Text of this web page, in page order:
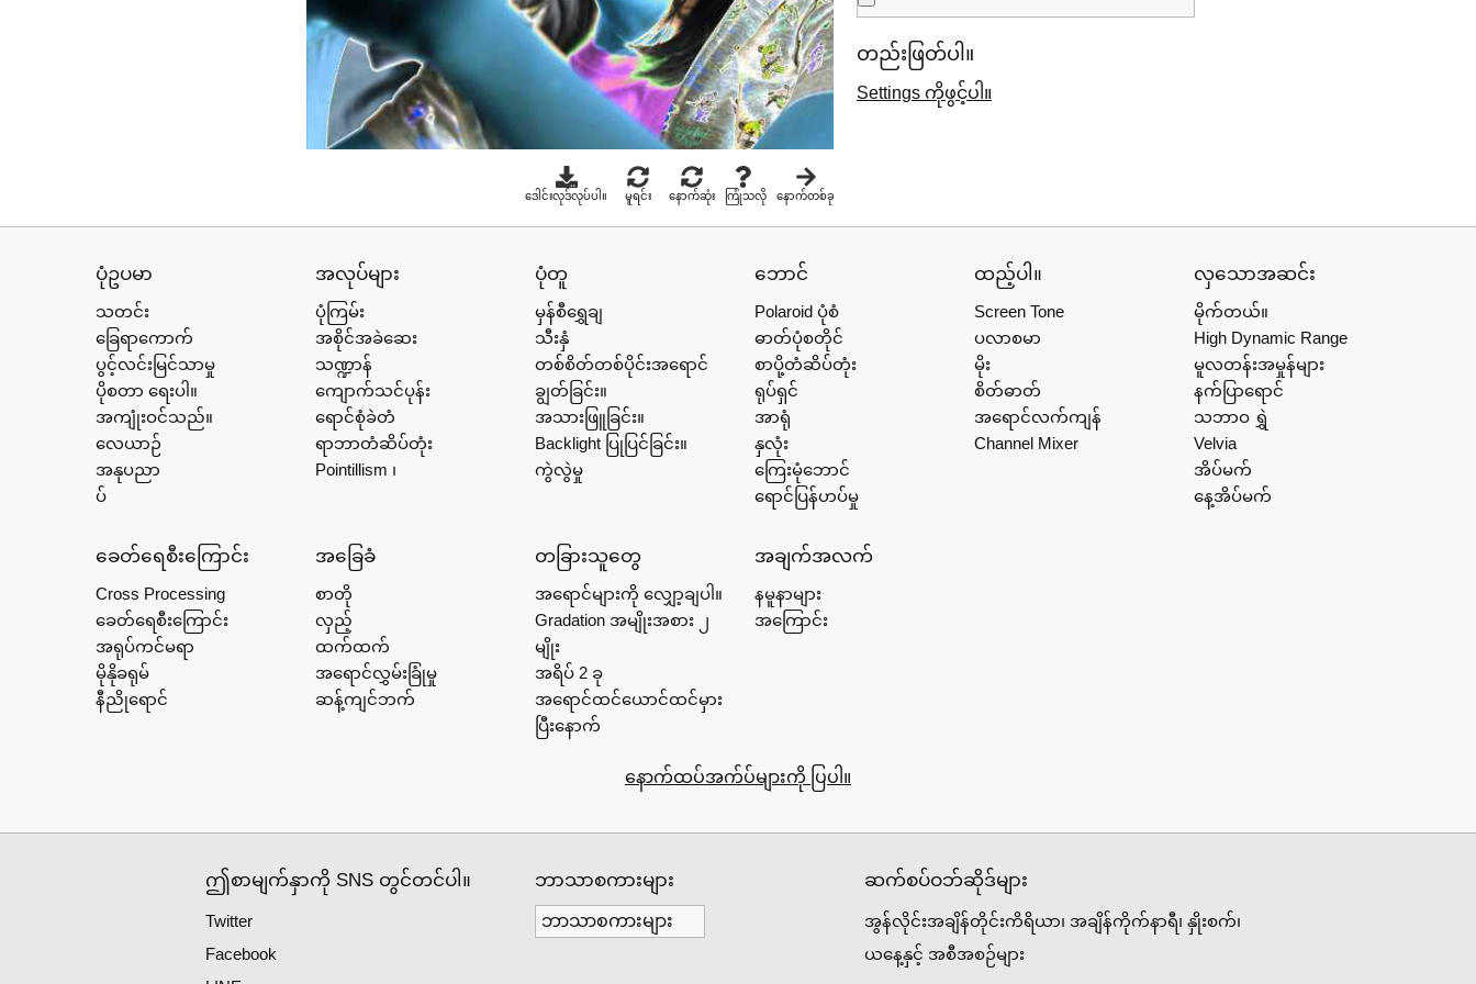
ဒေါင်းလုဒ်လုပ်ပါ။ မူရင်း နောက်ဆုံး ကြုံသလို နောက်တစ်ခု
တည်းဖြတ်ပါ။
Settings ကိုဖွင့်ပါ။
ပုံဥပမာ
သတင်း
ခြေရာကောက်
ပွင့်လင်းမြင်သာမှု
ပိုစတာ ရေးပါ။
အကျုံးဝင်သည်။
လေယာဉ်
အနုပညာ
ပ်
အလုပ်များ
ပုံကြမ်း
အစိုင်အခဲဆေး
သဏ္ဍာန်
ကျောက်သင်ပုန်း
ရောင်စုံခဲတံ
ရာဘာတံဆိပ်တုံး
Pointillism ၊
ပုံတူ
မှန်စီရွှေချ
သီးနှံ
တစ်စိတ်တစ်ပိုင်းအရောင်
ချွတ်ခြင်း။
အသားဖြူခြင်း။
Backlight ပြုပြင်ခြင်း။
ကွဲလွဲမှု
ဘောင်
Polaroid ပုံစံ
ဓာတ်ပုံစတိုင်
စာပို့တံဆိပ်တုံး
ရုပ်ရှင်
အာရုံ
နှလုံး
ကြေးမုံဘောင်
ရောင်ပြန်ဟပ်မှု
ထည့်ပါ။
Screen Tone
ပလာစမာ
မိုး
စိတ်ဓာတ်
အရောင်လက်ကျန်
Channel Mixer
လှသောအဆင်း
မိုက်တယ်။
High Dynamic Range
မူလတန်းအမှုန်များ
နက်ပြာရောင်
သဘာဝ ရွှဲ
Velvia
အိပ်မက်
နေ့အိပ်မက်
ခေတ်ရေစီးကြောင်း
Cross Processing
ခေတ်ရေစီးကြောင်း
အရုပ်ကင်မရာ
မိုနိုခရုမ်
နီညိုရောင်
အခြေခံ
စာတို
လှည့်
ထက်ထက်
အရောင်လွှမ်းခြုံမှု
ဆန့်ကျင်ဘက်
တခြားသူတွေ
အရောင်များကို လျှော့ချပါ။
Gradation အမျိုးအစား ၂
မျိုး
အရိပ် 2 ခု
အရောင်ထင်ယောင်ထင်မှား
ပြီးနောက်
အချက်အလက်
နမူနာများ
အကြောင်း
နောက်ထပ်အက်ပ်များကို ပြပါ။
ဤစာမျက်နှာကို SNS တွင်တင်ပါ။
Twitter
Facebook
ဘာသာစကားများ ဆက်စပ်ဝဘ်ဆိုဒ်များ
အွန်လိုင်းအချိန်တိုင်းကိရိယာ၊ အချိန်ကိုက်နာရီ၊ နှိုးစက်၊
ယနေ့နှင့် အစီအစဉ်များ